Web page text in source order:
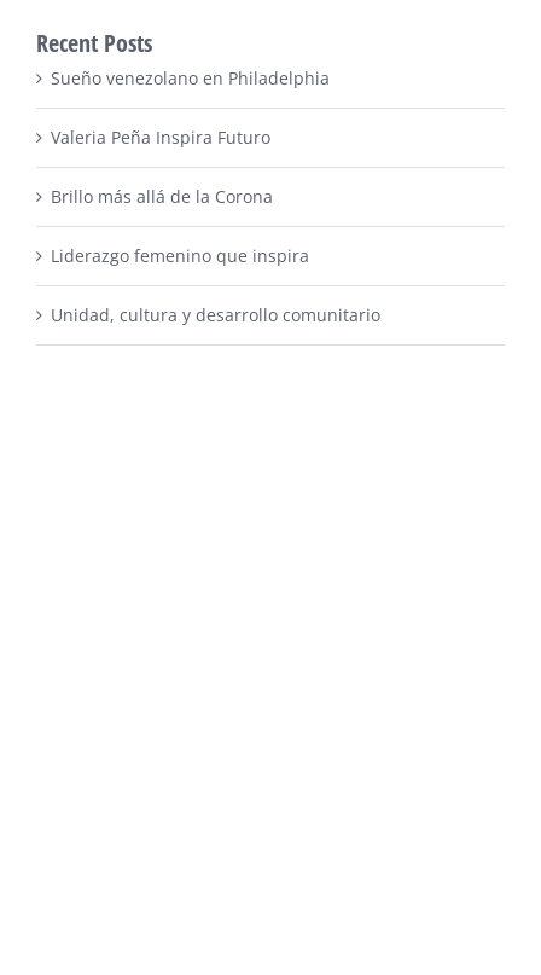
Recent Posts
Sueño venezolano en Philadelphia
Valeria Peña Inspira Futuro
Brillo más allá de la Corona
Liderazgo femenino que inspira
Unidad, cultura y desarrollo comunitario